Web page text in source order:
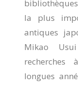
la plus
antiques
Mikao
longues